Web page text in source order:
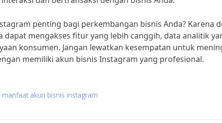
penting bagi perkembangan bisnis Anda? Karena
dapat mengakses fitur yang lebih canggih, data analitik
konsumen. Jangan lewatkan kesempatan untuk
memiliki akun bisnis Instagram yang profesional.
manfaat akun bisnis instagram